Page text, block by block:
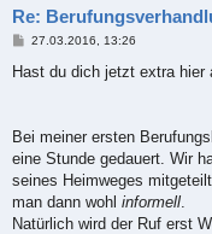
Re:
B
i
27.03.2016, 13:26
Hast du dich jetzt extra
Bei meiner ersten
eine Stunde gedauert. Wir
seines Heimweges
man dann wohl informell
Natürlich wird der Ruf erst